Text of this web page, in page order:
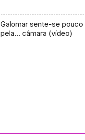
Galomar sente-se pouco
pela… câmara (vídeo)